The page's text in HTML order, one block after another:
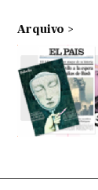
Arquivo